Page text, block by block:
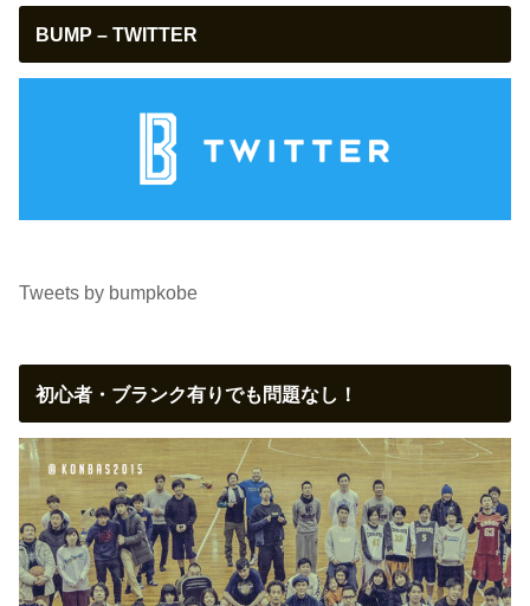
BUMP – TWITTER
Tweets by bumpkobe
初心者・ブランク有りでも問題なし！